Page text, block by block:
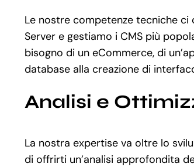
Le nostre competenze tecniche ci
Server e gestiamo i CMS più
bisogno di un eCommerce, di
database alla creazione di
Analisi e
La nostra expertise va oltre lo
di offrirti un’analisi approfondita